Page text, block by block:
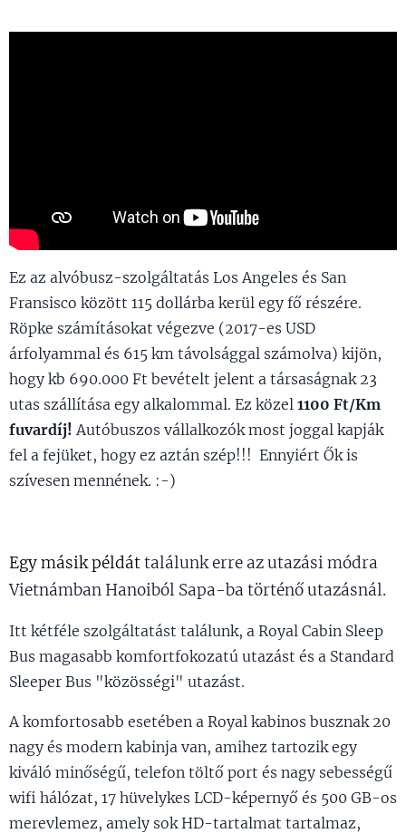
Ez az alvóbusz-szolgáltatás Los Angeles és San
Fransisco között 115 dollárba kerül egy fő részére.
Röpke számításokat végezve (2017-es USD
árfolyammal és 615 km távolsággal számolva) kijön,
hogy kb 690.000 Ft bevételt jelent a társaságnak 23
utas szállítása egy alkalommal. Ez közel 1100 Ft/Km
fuvardíj! Autóbuszos vállalkozók most joggal kapják
fel a fejüket, hogy ez aztán szép!!! Ennyiért Ők is
szívesen mennének. :-)
Egy másik példáttalálunk erre az utazási módra
Vietnámban Hanoiból Sapa-ba történő utazásnál.
Itt kétféle szolgáltatást találunk, a Royal Cabin Sleep
Bus magasabb komfortfokozatú utazást és a Standard
Sleeper Bus "közösségi" utazást.
A komfortosabb esetében a Royal kabinos busznak 20
nagy és modern kabinja van, amihez tartozik egy
kiváló minőségű, telefon töltő port és nagy sebességű
wifi hálózat, 17 hüvelykes LCD-képernyő és 500 GB-os
merevlemez, amely sok HD-tartalmat tartalmaz,